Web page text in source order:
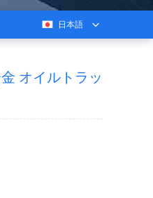
日本語
オイルトラッ